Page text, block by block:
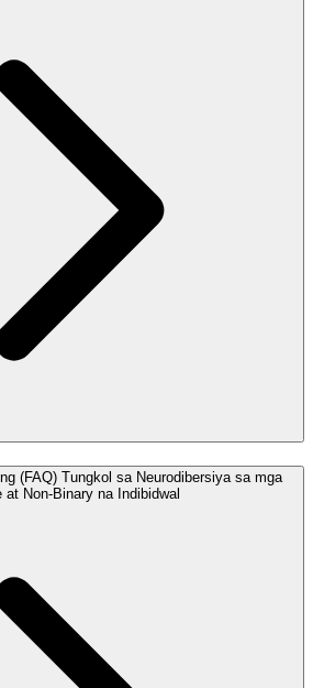
(FAQ) Tungkol sa Neurodibersiya sa mga
at Non-Binary na Indibidwal